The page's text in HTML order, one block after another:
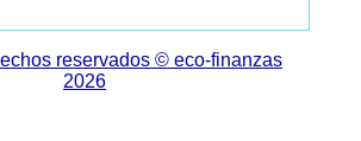
reservados © eco-finanzas
2026